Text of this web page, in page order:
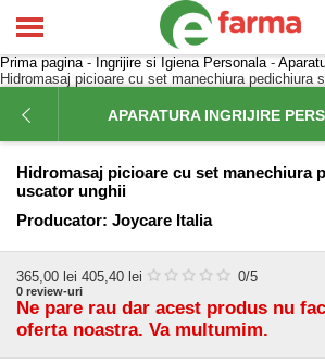
Prima pagina- Ingrijire si Igiena Personala-
Hidromasaj picioare cu set manechiura pedichiura
APARATURA INGRIJIRE
Hidromasaj picioare cu set manechiura
uscator unghii
Producator: Joycare Italia
365,00 lei 405,40 lei 0/5
0 review-uri
Ne pare rau dar acest produs nu
oferta noastra. Va multumim.